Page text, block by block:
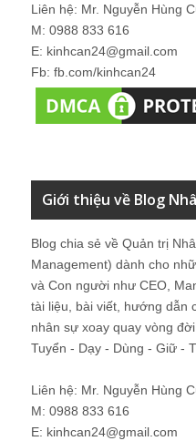
Liên hệ: Mr. Nguyễn Hùng
M: 0988 833 616
E: kinhcan24@gmail.com
Fb: fb.com/kinhcan24
Giới thiệu về Blog
Blog chia sẻ về Quản trị
Management) dành cho
và Con người như CEO,
tài liệu, bài viết, hướng dẫn
nhân sự xoay quay vòng
Tuyển - Dạy - Dùng - Giữ -
Liên hệ: Mr. Nguyễn Hùng
M: 0988 833 616
E: kinhcan24@gmail.com